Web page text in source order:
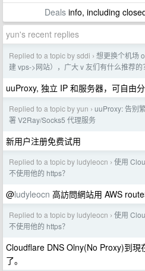
Dealsinfo, including
yun's recent replies
Replied to a topic by sddi › 想更换个机场
建 vps->网站），广大 v 友们有什么推荐的
uuProxy, 独立 IP 和服务器，可自由分
Replied to a topic by yun › uuProxy: 告别
署 V2Ray/Socks5 代理服务
新用户注册免费试用
Replied to a topic by ludyleocn › 使用
不使用他的 https？
@ludyleocn 高訪問網站用 AWS
Replied to a topic by ludyleocn › 使用
不使用他的 https？
Cloudflare DNS Olny(No Proxy)到現
了。